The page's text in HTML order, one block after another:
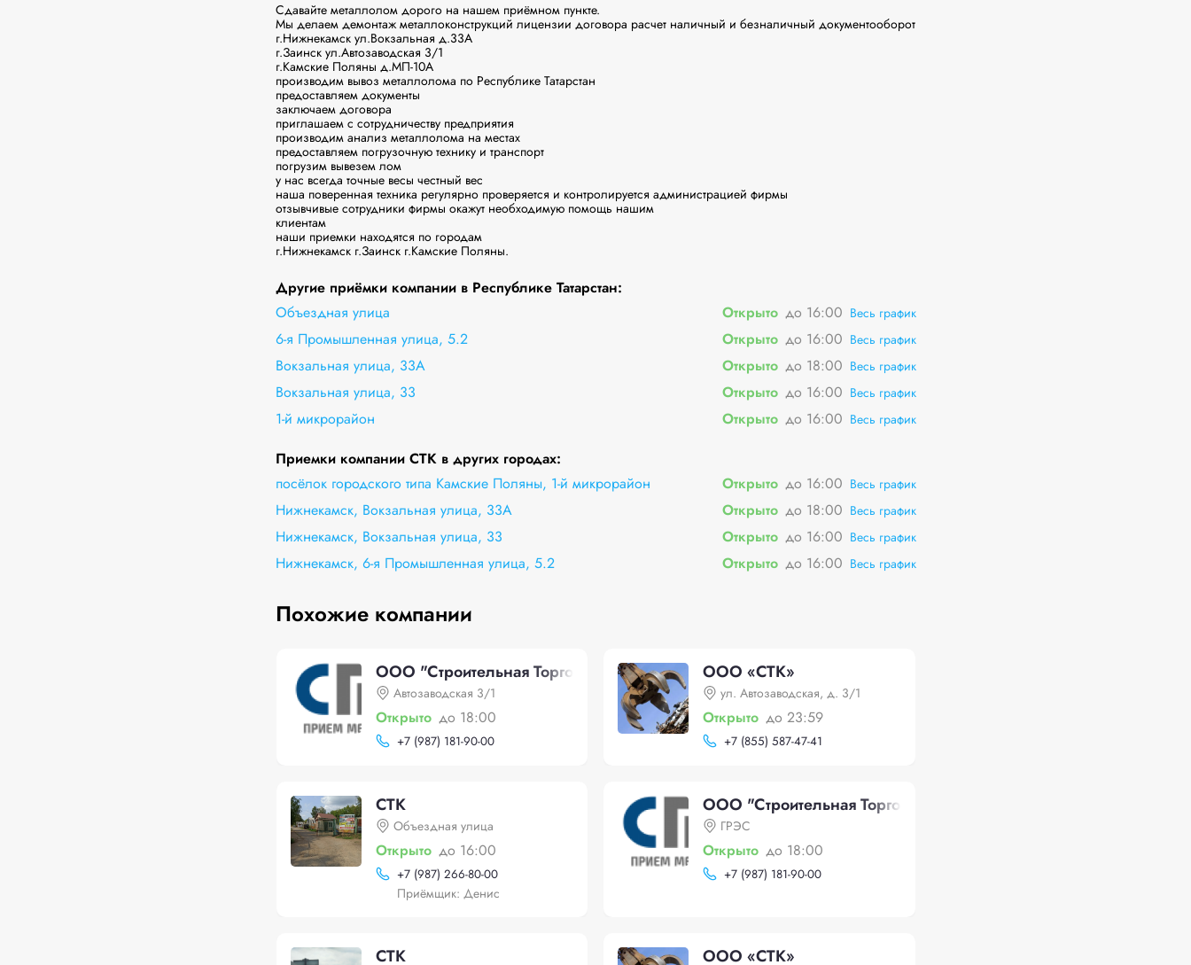
Сдавайте металлолом дорого на нашем приёмном пункте.
Мы делаем демонтаж металлоконструкций лицензии договора расчет наличный и безналичный документооборот
г.Нижнекамск ул.Вокзальная д.33А
г.Заинск ул.Автозаводская 3/1
г.Камские Поляны д.МП-10А
производим вывоз металлолома по Республике Татарстан
предоставляем документы
заключаем договора
приглашаем с сотрудничеству предприятия
производим анализ металлолома на местах
предоставляем погрузочную технику и транспорт
погрузим вывезем лом
у нас всегда точные весы честный вес
наша поверенная техника регулярно проверяется и контролируется администрацией фирмы
отзывчивые сотрудники фирмы окажут необходимую помощь нашим
клиентам
наши приемки находятся по городам
г.Нижнекамск г.Заинск г.Камские Поляны.
Другие приёмки компании в Республике Татарстан:
Объездная улица
Открыто до 16:00 Весь график
6-я Промышленная улица, 5.2 Открыто до 16:00 Весь график
Вокзальная улица, 33А Открыто до 18:00 Весь график
Вокзальная улица, 33 Открыто до 16:00 Весь график
1-й микрорайон Открыто до 16:00 Весь график
Приемки компании СТК в других городах:
посёлок городского типа Камские Поляны, 1-й микрорайон
Открыто до 16:00 Весь график
Нижнекамск, Вокзальная улица, 33А Открыто до 18:00 Весь график
Нижнекамск, Вокзальная улица, 33 Открыто до 16:00 Весь график
Нижнекамск, 6-я Промышленная улица, 5.2 Открыто до 16:00 Весь график
Похожие компании
ООО "Строительная Торговая Компания"
Автозаводская 3/1
Открыто до 18:00
+7 (987) 181-90-00
ООО «СТК»
ул. Автозаводская, д. 3/1
Открыто до 23:59
+7 (855) 587-47-41
СТК
Объездная улица
Открыто до 16:00
+7 (987) 266-80-00
Приёмщик: Денис
ООО "Строительная Торговая Компания"
ГРЭС
Открыто до 18:00
+7 (987) 181-90-00
СТК ООО «СТК»